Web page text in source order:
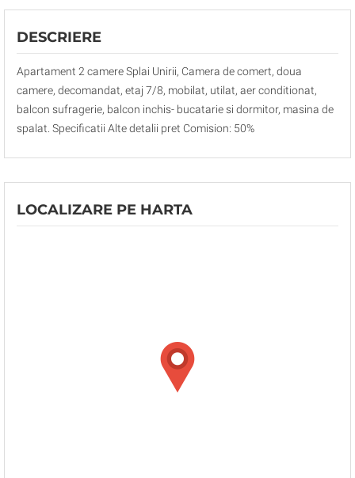
DESCRIERE
Apartament 2 camere Splai Unirii, Camera de comert, doua
camere, decomandat, etaj 7/8, mobilat, utilat, aer conditionat,
balcon sufragerie, balcon inchis- bucatarie si dormitor, masina de
spalat. Specificatii Alte detalii pret Comision: 50%
LOCALIZARE PE HARTA